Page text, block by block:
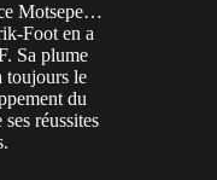
Motsepe…
Foot en a
Sa plume
toujours le
du
réussites